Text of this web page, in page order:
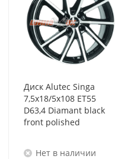
Диск Alutec Singa
7,5x18/5x108 ET55
D63,4 Diamant black
front polished
Нет в наличии